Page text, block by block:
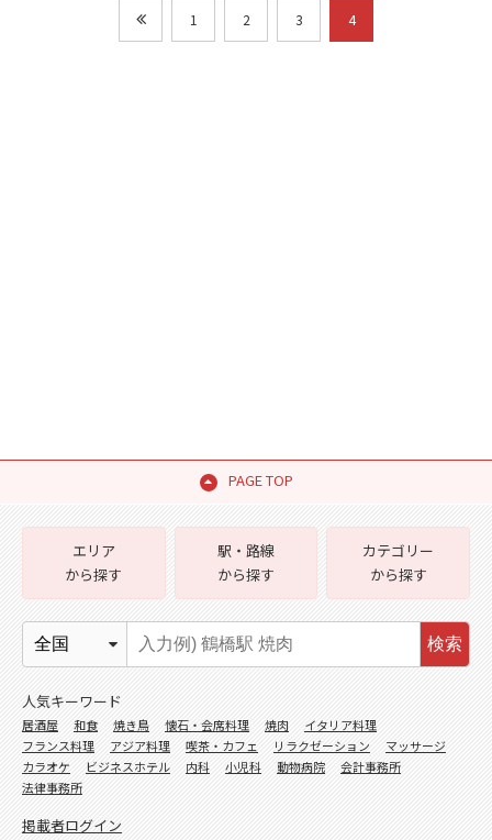
1 2 3 4
PAGE TOP
エリア
から探す
駅・路線
から探す
カテゴリー
から探す
検索
人気キーワード
居酒屋 和食 焼き鳥 懐石・会席料理 焼肉
イタリア料理
フランス料理
アジア料理 喫茶・カフェ リラクゼーション
マッサージ
カラオケ
ビジネスホテル 内科 小児科 動物病院
会計事務所
法律事務所
掲載者ログイン